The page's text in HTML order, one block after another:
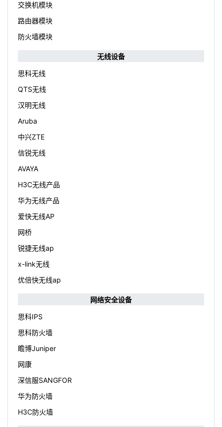
交换机模块
路由器模块
防火墙模块
无线设备
思科无线
QTS无线
汉明无线
Aruba
中兴ZTE
信锐无线
AVAYA
H3C无线产品
华为无线产品
爱快无线AP
网桥
锐捷无线ap
x-link无线
优倍快无线ap
网络安全设备
思科IPS
思科防火墙
瞻博Juniper
网康
深信服SANGFOR
华为防火墙
H3C防火墙